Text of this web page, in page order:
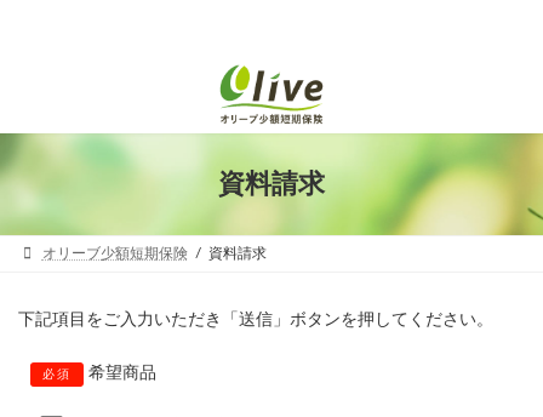
資料請求
オリーブ少額短期保険 資料請求
下記項目をご入力いただき「送信」ボタンを押してください。
必須 希望商品